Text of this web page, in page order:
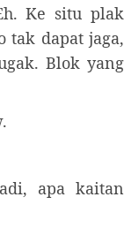
Ke situ plak
tak dapat jaga,
Blok yang
apa kaitan